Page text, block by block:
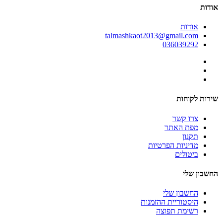
אודות
אודות
talmashkaot2013@gmail.com
036039292
שירות לקוחות
צרו קשר
מפת האתר
תקנון
מדיניות הפרטיות
ביטולים
החשבון שלי
החשבון שלי
היסטוריית ההזמנות
רשימת תפוצה